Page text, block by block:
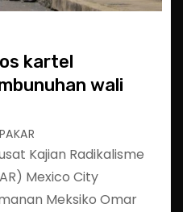
kartel
wali
Kajian Radikalisme
Mexico City
Meksiko Omar